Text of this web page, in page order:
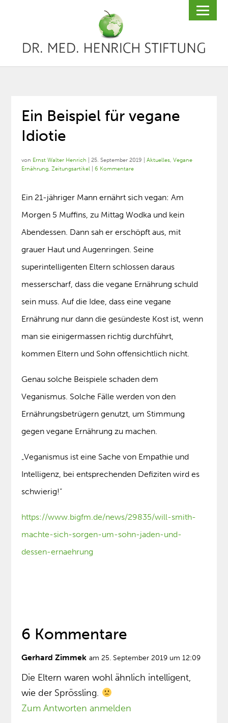
Ein Beispiel für vegane
Idiotie
von Ernst Walter Henrich |25. September 2019 |Aktuelles,Vegane
Ernährung,Zeitungsartikel |6 Kommentare
Ein 21-jähriger Mann ernährt sich vegan: Am
Morgen 5 Muffins, zu Mittag Wodka und kein
Abendessen. Dann sah er erschöpft aus, mit
grauer Haut und Augenringen. Seine
superintelligenten Eltern schlossen daraus
messerscharf, dass die vegane Ernährung schuld
sein muss. Auf die Idee, dass eine vegane
Ernährung nur dann die gesündeste Kost ist, wenn
man sie einigermassen richtig durchführt,
kommen Eltern und Sohn offensichtlich nicht.
Genau solche Beispiele schaden dem
Veganismus. Solche Fälle werden von den
Ernährungsbetrügern genutzt, um Stimmung
gegen vegane Ernährung zu machen.
„Veganismus ist eine Sache von Empathie und
Intelligenz, bei entsprechenden Defiziten wird es
schwierig!”
https://www.bigfm.de/news/29835/will-smith-
machte-sich-sorgen-um-sohn-jaden-und-
dessen-ernaehrung
6 Kommentare
Gerhard Zimmek am 25. September 2019 um 12:09
Die Eltern waren wohl ähnlich intelligent,
wie der Sprössling.
Zum Antworten anmelden